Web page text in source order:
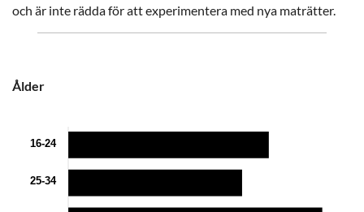
och är inte rädda för att experimentera med nya maträtter.
Ålder
16-24
25-34